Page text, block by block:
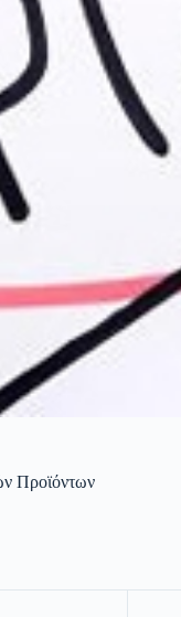
Προϊόντων